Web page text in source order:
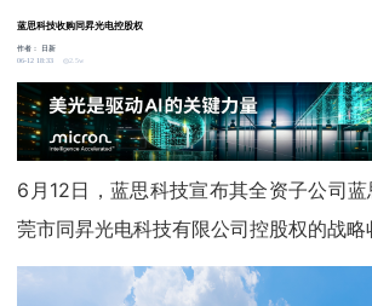
蓝思科技收购同昇光电控股权
作者：
日新
06-12 18:33
2.5w
6月12日，蓝思科技宣布其全资子公司
莞市同昇光电科技有限公司控股权的战略